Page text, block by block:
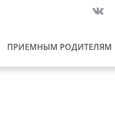
ПРИЕМНЫМ РОДИТЕЛЯМ